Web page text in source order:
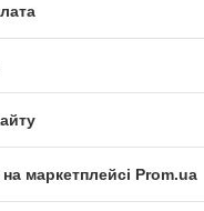
маркетплейсі Prom.ua